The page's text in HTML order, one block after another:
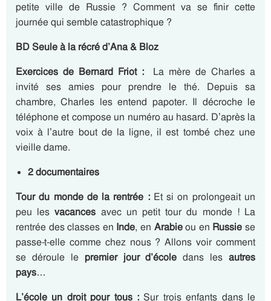
petite ville de Russie ? Comment va se finir cette
journée qui semble catastrophique ?
BD Seule à la récré d’Ana & Bloz
Exercices de Bernard Friot :
La mère de Charles a
invité ses amies pour prendre le thé. Depuis sa
chambre, Charles les entend papoter. Il décroche le
téléphone et compose un numéro au hasard. D’après la
voix à l’autre bout de la ligne, il est tombé chez une
vieille dame.
2 documentaires
Tour du monde de la rentrée :Et si on prolongeait un
peu lesvacances avec un petit tour du monde ! La
rentrée des classes en Inde, en Arabieou en Russie se
passe-t-elle comme chez nous ? Allons voir comment
se déroule le premier jour d’écoledans les autres
pays…
L’école un droit pour tous : Sur trois enfants dans le